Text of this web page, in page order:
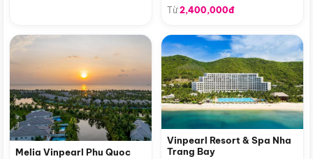
Từ2,400,000đ
Melia Vinpearl Phu Quoc
Vinpearl Resort & Spa Nha
Trang Bay